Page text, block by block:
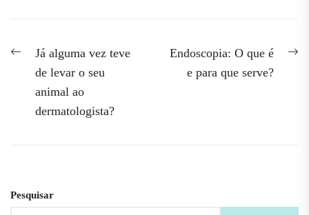
Navegação
artigos
PreviousJá alguma vez teve
de levar o seu
animal ao
dermatologista?
Endoscopia: O que é
e para que serve?
Pesquisar